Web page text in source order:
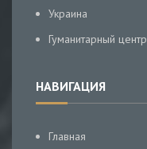
Украина
Гуманитарный центр
НАВИГАЦИЯ
Главная